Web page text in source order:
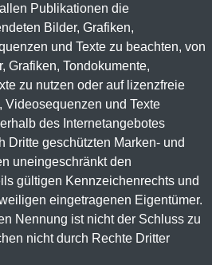
Publikationen die
Bilder, Grafiken,
und Texte zu beachten, von
Grafiken, Tondokumente,
zu nutzen oder auf lizenzfreie
Videosequenzen und Texte
des Internetangebotes
Dritte geschützten Marken- und
uneingeschränkt den
gültigen Kennzeichenrechts und
eingetragenen Eigentümer.
Nennung ist nicht der Schluss zu
nicht durch Rechte Dritter